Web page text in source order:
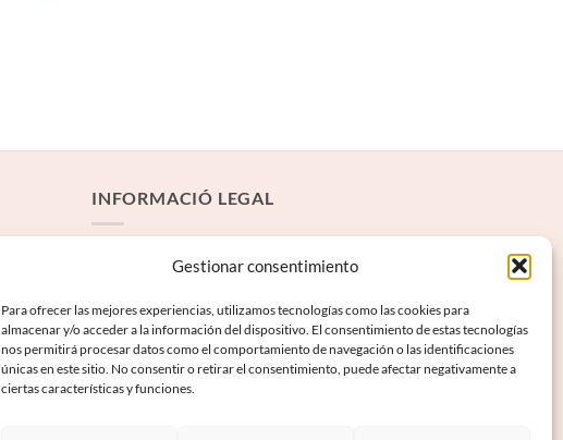
Gestionar consentimiento
Para ofrecer las mejores experiencias, utilizamos tecnologías como las cookies para
almacenar y/o acceder a la información del dispositivo. El consentimiento de estas tecnologías
nos permitirá procesar datos como el comportamiento de navegación o las identificaciones
únicas en este sitio. No consentir o retirar el consentimiento, puede afectar negativamente a
ciertas características y funciones.
INFORMACIÓ LEGAL
Avís Legal
Política de privadesa
Política de galetes